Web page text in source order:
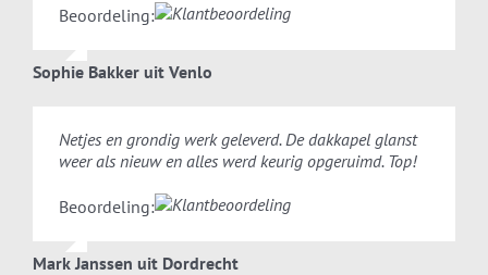
Beoordeling:
Sophie Bakker uit Venlo
Netjes en grondig werk geleverd. De dakkapel glanst
weer als nieuw en alles werd keurig opgeruimd. Top!
Beoordeling:
Mark Janssen uit Dordrecht